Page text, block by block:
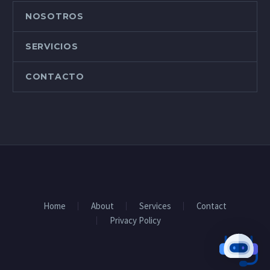
NOSOTROS
SERVICIOS
CONTACTO
Home About Services
Contact
Privacy Policy